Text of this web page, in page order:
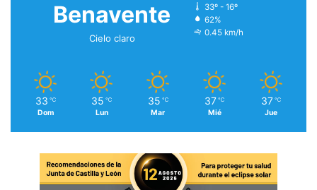
Benavente
Cielo claro
33º - 16º
62%
0.45 km/h
33 ℃
Dom
35 ℃
Lun
35 ℃
Mar
37 ℃
Mié
37 ℃
Jue